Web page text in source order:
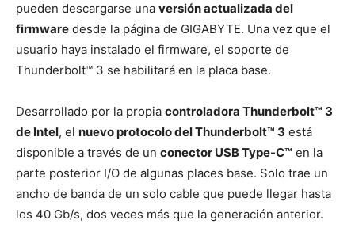
pueden descargarse una versión actualizada del
firmware desde la página de GIGABYTE. Una vez que el
usuario haya instalado el firmware, el soporte de
Thunderbolt™ 3 se habilitará en la placa base.
Desarrollado por la propia controladora Thunderbolt™ 3
de Intel, el nuevo protocolo del Thunderbolt™ 3 está
disponible a través de un conector USB Type-C™ en la
parte posterior I/O de algunas places base. Solo trae un
ancho de banda de un solo cable que puede llegar hasta
los 40 Gb/s, dos veces más que la generación anterior.